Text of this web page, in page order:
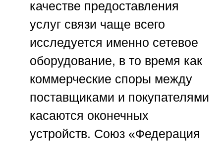
качестве предоставления
услуг связи чаще всего
исследуется именно сетевое
оборудование, в то время как
коммерческие споры между
поставщиками и покупателями
касаются оконечных
устройств. Союз «Федерация